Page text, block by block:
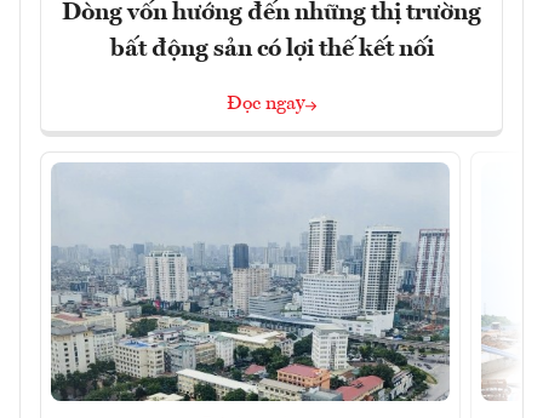
Dòng vốn hướng đến những thị trường
bất động sản có lợi thế kết nối
Đọc ngay